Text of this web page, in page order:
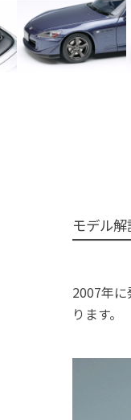
モデル解
2007年
ります。